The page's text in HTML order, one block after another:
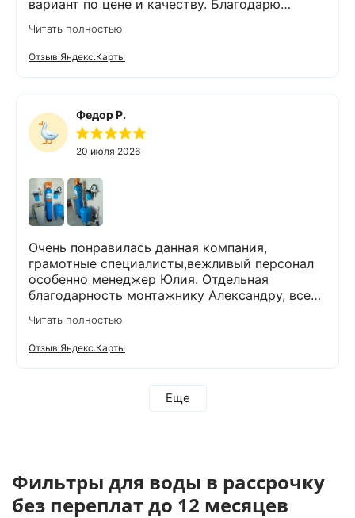
вариант по цене и качеству. Благодарю
отдельную благодарность менеджеру
Дмитрию и сотруднику, проводящему монтаж
Александру. Грамотно проконсультировали,
оперативно провели анализ воды и
установили оборудование. Еще раз
благодарим за проделанную работу! Остались
довольны тем, что выбрали компанию Экодар!
Рекомендую всем эту компанию!
Читать полностью
Отзыв Яндекс.Карты
Федор Р.
20 июля 2026
Очень понравилась данная компания,
грамотные специалисты,вежливый персонал
особенно менеджер Юлия. Отдельная
благодарность монтажнику Александру, все
выглядеть система, установили быстро, после
себя все убрал, оставив объект в читоте .
Читать полностью
Отзыв Яндекс.Карты
Еще
Фильтры для воды в рассрочку
без переплат до 12 месяцев